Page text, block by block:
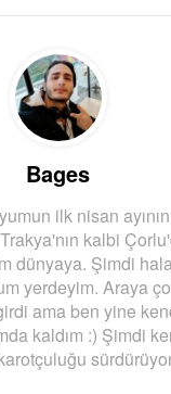
Bages
ilk nisan
kalbi
dünyaya. Şimdi
yerdeyim. Araya
ama ben yine
kaldım :) Şimdi